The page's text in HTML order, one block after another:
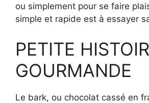
ou simplement pour se faire
simple et rapide est à essayer
PETITE
GOURMANDE
Le bark, ou chocolat cassé en